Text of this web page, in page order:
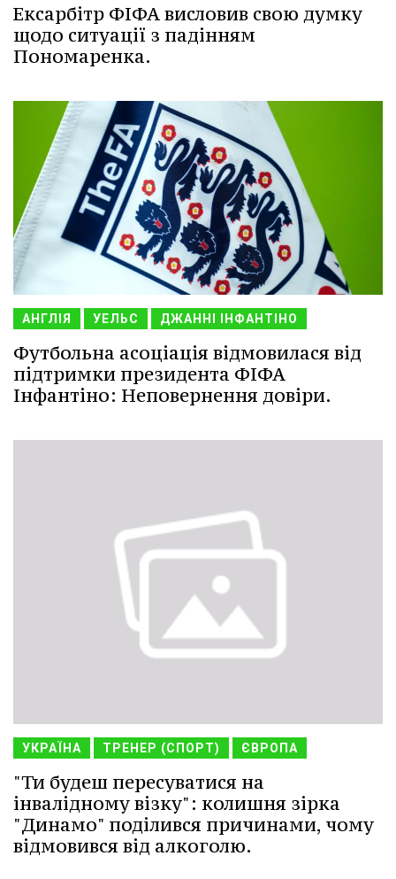
Ексарбітр ФІФА висловив свою думку
щодо ситуації з падінням
Пономаренка.
АНГЛІЯ УЕЛЬС ДЖАННІ ІНФАНТІНО
Футбольна асоціація відмовилася від
підтримки президента ФІФА
Інфантіно: Неповернення довіри.
УКРАЇНА ТРЕНЕР (СПОРТ) ЄВРОПА
"Ти будеш пересуватися на
інвалідному візку": колишня зірка
"Динамо" поділився причинами, чому
відмовився від алкоголю.